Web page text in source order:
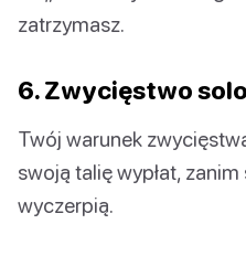
zatrzymasz.
6. Zwycięstwo solo
Twój warunek
swoją talię wypłat,
wyczerpią.